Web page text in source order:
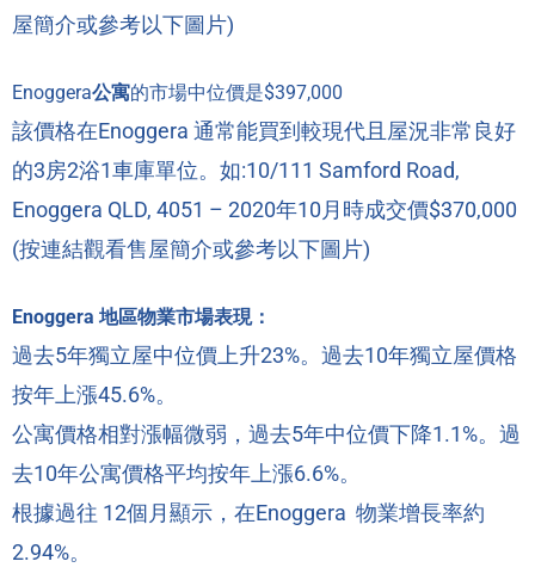
屋簡介或參考以下圖片)
Enoggera公寓的市場中位價是$397,000
該價格在Enoggera 通常能買到較現代且屋況非常良好
的3房2浴1車庫單位。如:10/111 Samford Road,
Enoggera QLD, 4051 – 2020年10月時成交價$370,000
(按連結觀看售屋簡介或參考以下圖片)
Enoggera 地區物業市場表現：
過去5年獨立屋中位價上升23%。過去10年獨立屋價格
按年上漲45.6%。
公寓價格相對漲幅微弱，過去5年中位價下降1.1%。過
去10年公寓價格平均按年上漲6.6%。
根據過往 12個月顯示，在Enoggera 物業增長率約
2.94%。